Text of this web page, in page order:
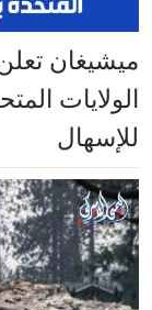
ميشيغان
الولايات
للإسهال